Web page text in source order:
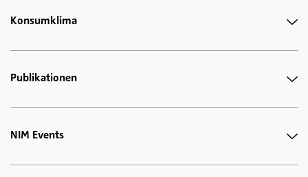
Konsumklima
Publikationen
NIM Events